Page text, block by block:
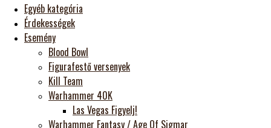
Egyéb kategória
Érdekességek
Esemény
Blood Bowl
Figurafestő versenyek
Kill Team
Warhammer 40K
Las Vegas Figyelj!
Warhammer Fantasy / Age Of Sigmar